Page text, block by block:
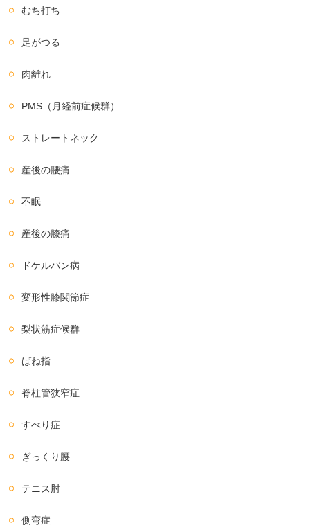
むち打ち
足がつる
肉離れ
PMS（月経前症候群）
ストレートネック
産後の腰痛
不眠
産後の膝痛
ドケルバン病
変形性膝関節症
梨状筋症候群
ばね指
脊柱管狭窄症
すべり症
ぎっくり腰
テニス肘
側弯症